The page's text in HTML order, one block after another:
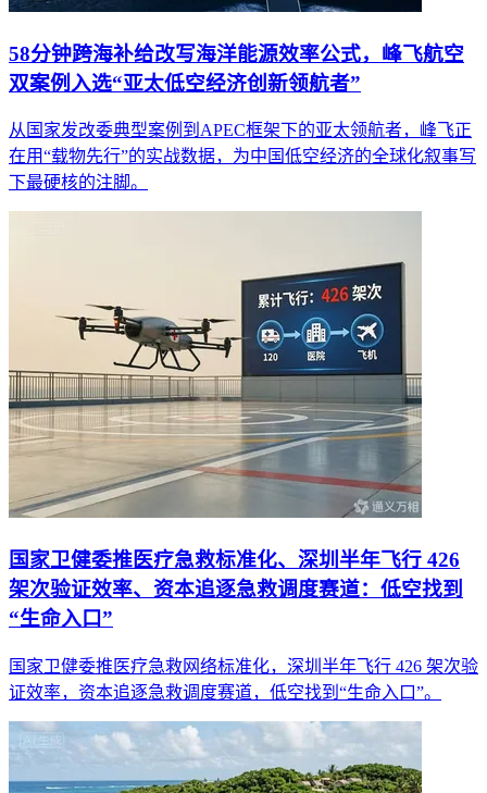
58分钟跨海补给改写海洋能源效率公式，峰飞航空
双案例入选“亚太低空经济创新领航者”
从国家发改委典型案例到APEC框架下的亚太领航者，峰飞正
在用“载物先行”的实战数据，为中国低空经济的全球化叙事写
下最硬核的注脚。
国家卫健委推医疗急救标准化、深圳半年飞行 426
架次验证效率、资本追逐急救调度赛道：低空找到
“生命入口”
国家卫健委推医疗急救网络标准化，深圳半年飞行 426 架次验
证效率，资本追逐急救调度赛道，低空找到“生命入口”。